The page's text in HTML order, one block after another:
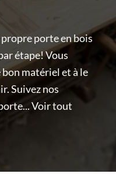
porte en bois
étape! Vous
matériel et à le
Suivez nos
Voir tout